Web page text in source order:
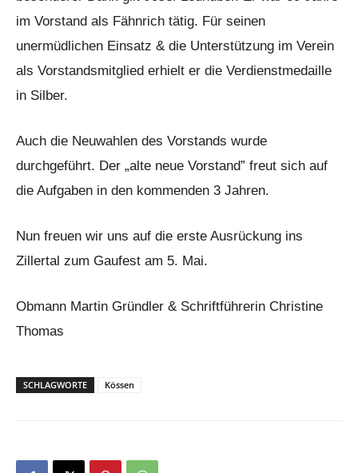
im Vorstand als Fähnrich tätig. Für seinen
unermüdlichen Einsatz & die Unterstützung im Verein
als Vorstandsmitglied erhielt er die Verdienstmedaille
in Silber.
Auch die Neuwahlen des Vorstands wurde
durchgeführt. Der „alte neue Vorstand” freut sich auf
die Aufgaben in den kommenden 3 Jahren.
Nun freuen wir uns auf die erste Ausrückung ins
Zillertal zum Gaufest am 5. Mai.
Obmann Martin Gründler & Schriftführerin Christine
Thomas
SCHLAGWORTE Kössen